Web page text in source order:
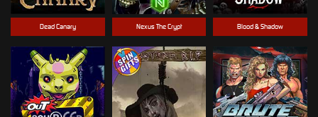
Blood & Shadow
Nexus The Crypt
Dead Canary